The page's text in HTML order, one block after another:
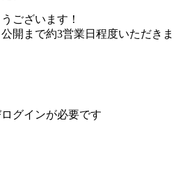
ございます！
開まで約3営業日程度いただきま
グインが必要です